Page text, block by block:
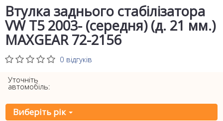
Втулка заднього стабілізатора
VW T5 2003- (середня) (д. 21 мм.)
MAXGEAR 72-2156
0 відгуків
Уточніть
автомобіль:
Виберіть рік